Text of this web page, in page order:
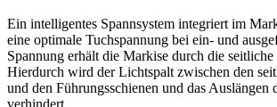
Ein intelligentes Spannsystem integriert im
eine optimale Tuchspannung bei ein- und
Spannung erhält die Markise durch die
Hierdurch wird der Lichtspalt zwischen den
und den Führungsschienen und das Auslängen
verhindert.